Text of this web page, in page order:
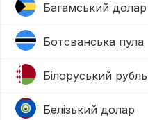
Багамський долар
Ботсванська пула
Білоруський рубль
Белізький долар